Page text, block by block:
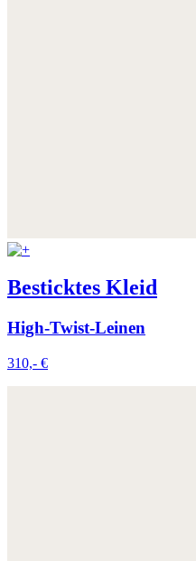
Besticktes Kleid
High-Twist-Leinen
310,- €